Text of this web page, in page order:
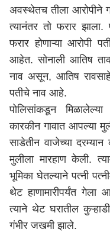
अवस्थेतच तीला आरोपीने
त्यानंतर तो फरार झाला.
फरार होणाऱ्या आरोपी
आहेत. सोनाली आतिष
नाव असून, आतिष
पतीचे नाव आहे.
पोलिसांकडून
कारकीन गावात आपल्या
साडेतीन वाजेच्या
मुलीला मारहाण केली.
भूमिका घेतल्याने पत्नी
थेट हाणामारीपर्यंत गेला
त्याने थेट घरातील
गंभीर जखमी झाले.